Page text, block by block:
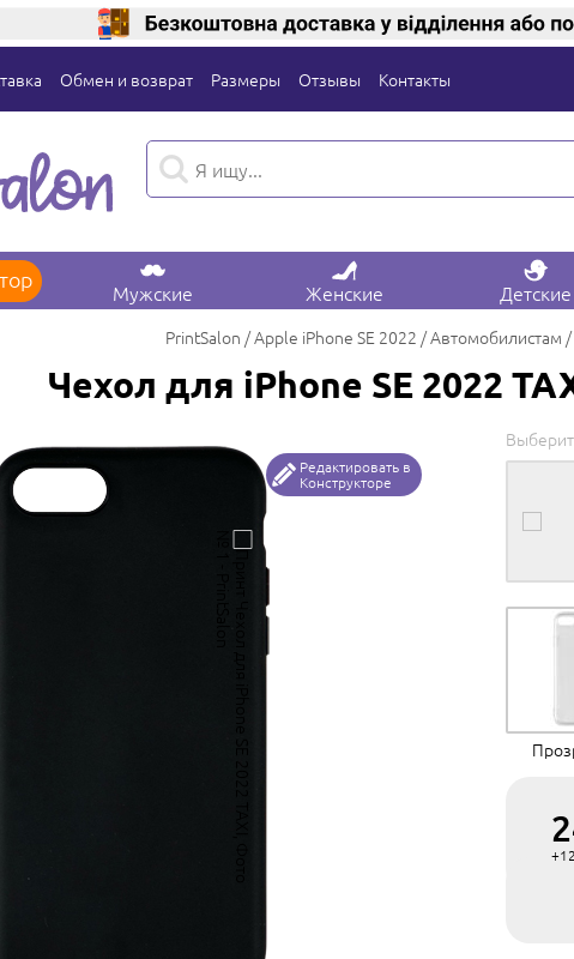
Обмен и возврат Размеры Отзывы Контакты
Мужские Женские Детские
PrintSalon Apple iPhone SE 2022 Автомобилистам
Чехол для iPhone SE 2022
Редактировать в
Конструкторе
+12